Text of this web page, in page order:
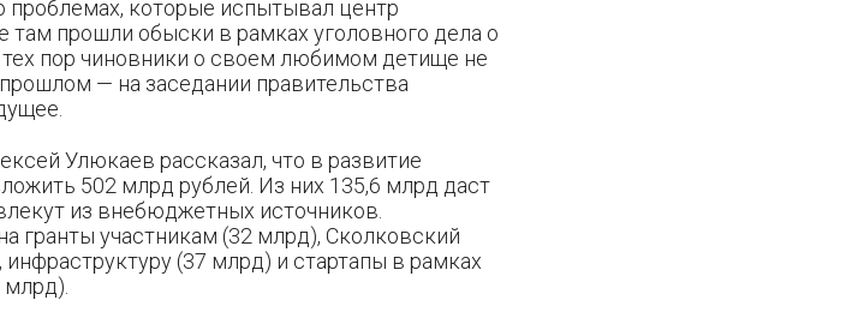
которые испытывал центр
там прошли обыски в рамках уголовного дела о
пор чиновники о своем любимом детище не
— на заседании правительства
Улюкаев рассказал, что в развитие
502 млрд рублей. Из них 135,6 млрд даст
из внебюджетных источников.
гранты участникам (32 млрд), Сколковский
(37 млрд) и стартапы в рамках